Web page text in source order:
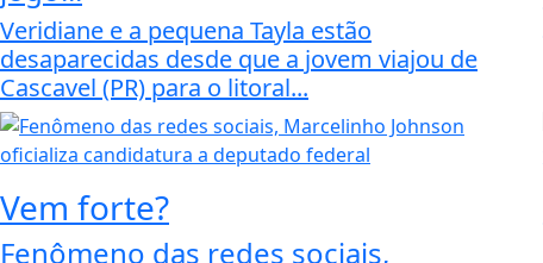
Veridiane e a pequena Tayla estão
desaparecidas desde que a jovem viajou de
Cascavel (PR) para o litoral...
Vem forte?
Fenômeno das redes sociais,